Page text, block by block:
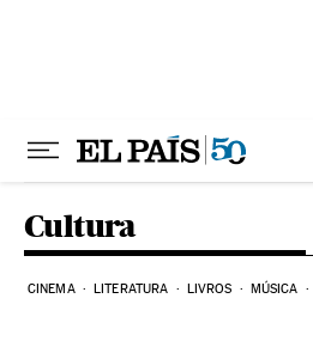
Cultura
CINEMA LITERATURA LIVROS MÚSICA